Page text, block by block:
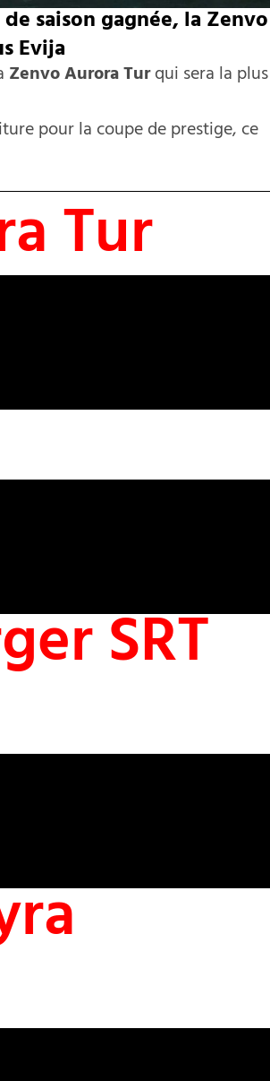
saison gagnée, la Zenvo
Evija
Zenvo Aurora Turqui sera la plus
pour la coupe de prestige, ce
Tur
SRT